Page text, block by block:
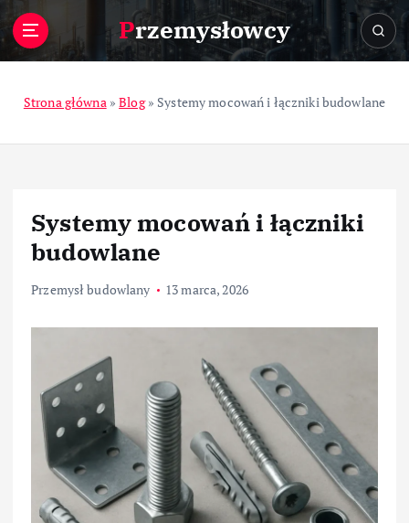
Przemysłowcy
Strona główna»Blog» Systemy mocowań i łączniki budowlane
Systemy mocowań i łączniki
budowlane
Przemysł budowlany 13 marca, 2026